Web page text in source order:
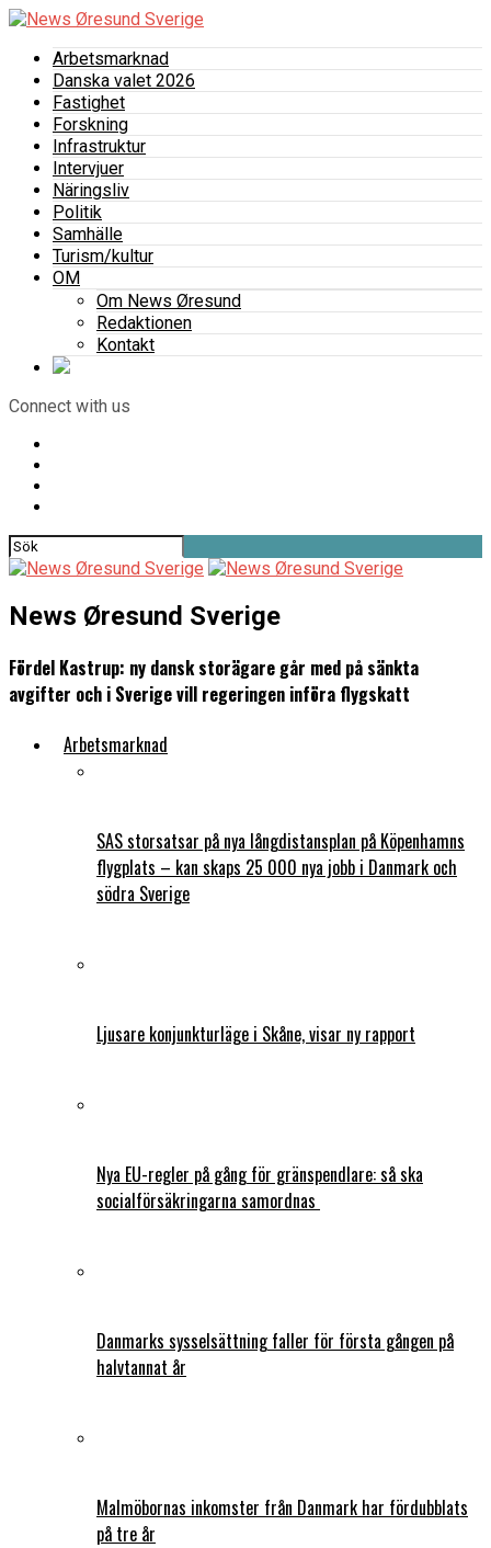
Arbetsmarknad
Danska valet 2026
Fastighet
Forskning
Infrastruktur
Intervjuer
Näringsliv
Politik
Samhälle
Turism/kultur
OM
Om News Øresund
Redaktionen
Kontakt
Connect with us
News Øresund Sverige
Fördel Kastrup: ny dansk storägare går med på sänkta
avgifter och i Sverige vill regeringen införa flygskatt
Arbetsmarknad
SAS storsatsar på nya långdistansplan på Köpenhamns
flygplats – kan skaps 25 000 nya jobb i Danmark och
södra Sverige
Ljusare konjunkturläge i Skåne, visar ny rapport
Nya EU-regler på gång för gränspendlare: så ska
socialförsäkringarna samordnas
Danmarks sysselsättning faller för första gången på
halvtannat år
Malmöbornas inkomster från Danmark har fördubblats
på tre år